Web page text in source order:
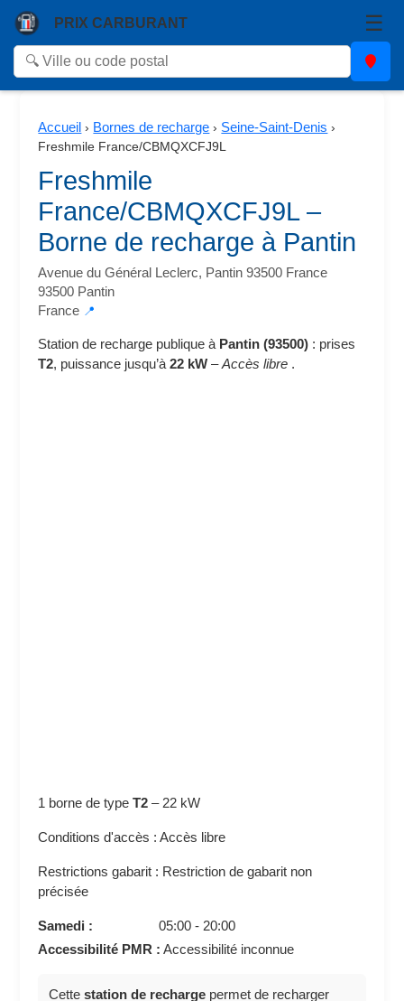
PRIX CARBURANT ☰
Accueil › Bornes de recharge › Seine-Saint-Denis ›
Freshmile France/CBMQXCFJ9L
Freshmile
France/CBMQXCFJ9L –
Borne de recharge à Pantin
Avenue du Général Leclerc, Pantin 93500 France
93500 Pantin
France 📍
Station de recharge publique à Pantin (93500) : prises
T2, puissance jusqu’à22 kW –Accès libre .
1 borne de typeT2 – 22 kW
Conditions d'accès : Accès libre
Restrictions gabarit : Restriction de gabarit non
précisée
Samedi :
05:00 - 20:00
Accessibilité PMR : Accessibilité inconnue
Cettestation de recharge permet de recharger